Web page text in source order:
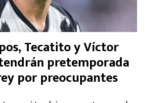
Tecatito y Víctor
pretemporada
por preocupantes